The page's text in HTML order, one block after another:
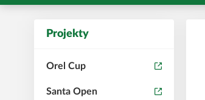
Projekty
Orel Cup
Santa Open